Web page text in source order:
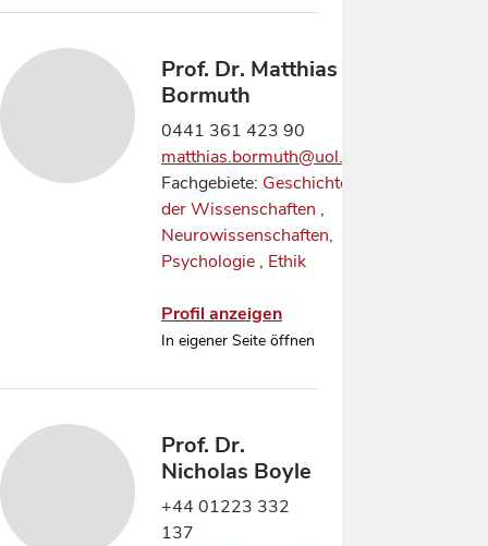
Prof. Dr. Matthias
Bormuth
0441 361 423 90
matthias.bormuth@uol.de
Fachgebiete: Geschichte
der Wissenschaften ,
Neurowissenschaften,
Psychologie , Ethik
Profil anzeigen
In eigener Seite öffnen
Prof. Dr.
Nicholas Boyle
+44 01223 332
137